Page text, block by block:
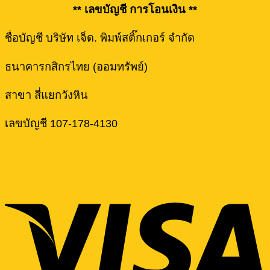
** เลขบัญชี การโอนเงิน **
ชื่อบัญชี บริษัท เจ็ด. พิมพ์สติ๊กเกอร์ จำกัด
ธนาคารกสิกรไทย (ออมทรัพย์)
สาขา สี่แยกวังหิน
เลขบัญชี 107-178-4130